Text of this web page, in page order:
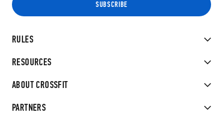
RULES
RESOURCES
ABOUT CROSSFIT
PARTNERS